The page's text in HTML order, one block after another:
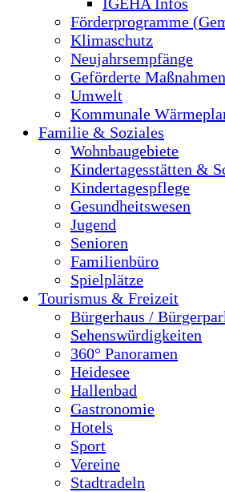
Förderprogramme
Klimaschutz
Neujahrsempfänge
Geförderte Maßnahmen
Umwelt
Kommunale
Familie & Soziales
Wohnbaugebiete
Kindertagesstätten &
Kindertagespflege
Gesundheitswesen
Jugend
Senioren
Familienbüro
Spielplätze
Tourismus & Freizeit
Bürgerhaus /
Sehenswürdigkeiten
360° Panoramen
Heidesee
Hallenbad
Gastronomie
Hotels
Sport
Vereine
Stadtradeln